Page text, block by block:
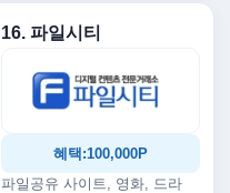
16. 파일시티
혜택:100,000P
파일공유 사이트, 영화, 드라